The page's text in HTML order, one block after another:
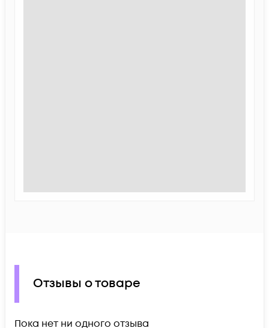
Отзывы о товаре
Пока нет ни одного отзыва